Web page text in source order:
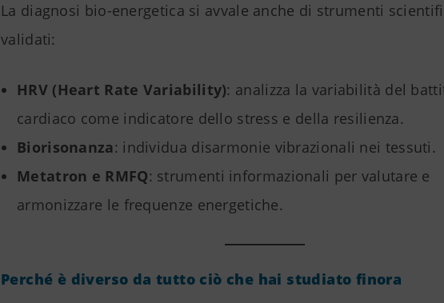
La diagnosi bio-energetica si avvale anche di strumenti
validati:
HRV (Heart Rate Variability): analizza la variabilità del
cardiaco come indicatore dello stress e della resilienza.
Biorisonanza: individua disarmonie vibrazionali nei tessuti.
Metatron e RMFQ: strumenti informazionali per valutare e
armonizzare le frequenze energetiche.
Perché è diverso da tutto ciò che hai studiato finora